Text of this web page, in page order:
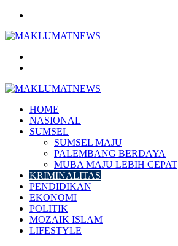
HOME
NASIONAL
SUMSEL
SUMSEL MAJU
PALEMBANG BERDAYA
MUBA MAJU LEBIH CEPAT
KRIMINALITAS
PENDIDIKAN
EKONOMI
POLITIK
MOZAIK ISLAM
LIFESTYLE